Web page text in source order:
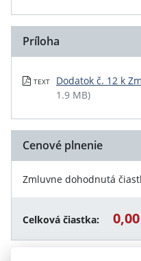
Príloha
TEXT Dodatok č. 12 k
1.9 MB)
Cenové plnenie
Zmluvne dohodnutá
Celková čiastka: